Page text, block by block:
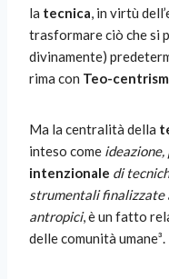
la tecnica, in virtù
trasformare ciò che si
divinamente)
rima con Teo-
Ma la centralità della
inteso come ideazione,
intenzionale di
strumentali finalizzate
antropici, è un fatto
delle comunità umane³.